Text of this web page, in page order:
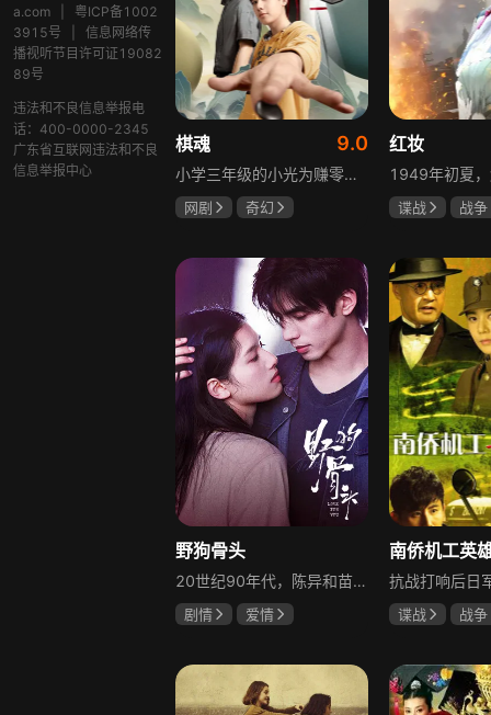
a.com
粤ICP备1002
3915号
信息网络传
播视听节目许可证19082
89号
违法和不良信息举报电
话：400-0000-2345
广东省互联网违法和不良
信息举报中心
棋魂 9.0
小学三年级的小光为赚零用钱到爷爷家寻宝，偶然翻出旧棋盘，接触棋盘的一瞬间，附身棋盘中的棋士褚嬴的灵魂进入了小光体内。后来小光在学校围棋会所结识少年天才小亮，为测试褚嬴实力，小光贸然与小亮对弈并小胜，他误以为褚嬴棋力平平，小亮却大受打击。数日后小亮再次挑战，再次惨败在褚嬴手下，二人从此成了相爱相杀的棋坛宿敌。在褚嬴指导下，小光进步神速，逐渐对围棋产生兴趣，最终在全国大赛与小亮激战中，褚嬴下出绝妙一局，小光却看出更高一着，终于在自己努力、褚嬴帮助和与小亮的磨练中，独立对弈，燃起真正的棋魂。
网剧
奇幻
红妆
谍战
战争
野狗骨头
20世纪90年代，陈异和苗靖因父母相识结缘，从充满敌意到彼此依靠，后因家庭变故不得不相依为命。大学时苗靖告白，陈异却因纵火案逼她离开藤城。多年后重逢，陈异为保护苗靖以身入局，两人并肩对抗走私团伙，最终陈异告白，两人终成眷属。
剧情
爱情
谍战
战争